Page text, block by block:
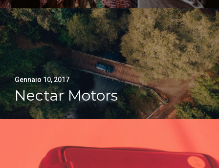
Gennaio 10, 2017
Nectar Motors